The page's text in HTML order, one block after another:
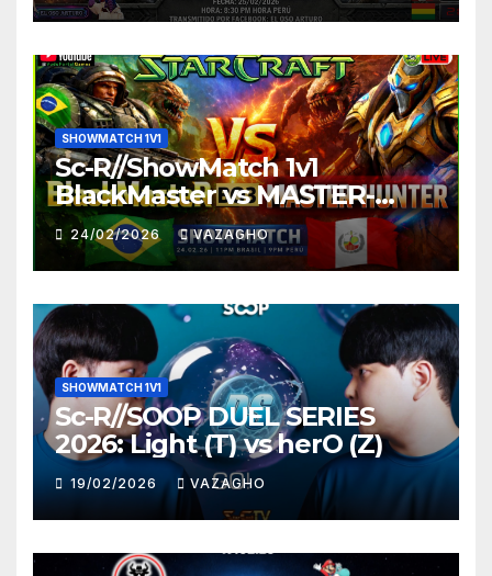
SHOWMATCH 1V1
Sc-R//ShowMatch 1v1
BlackMaster vs MASTER-
HUNTER
24/02/2026 VAZAGHO
SHOWMATCH 1V1
Sc-R//SOOP DUEL SERIES
2026: Light (T) vs herO (Z)
19/02/2026 VAZAGHO